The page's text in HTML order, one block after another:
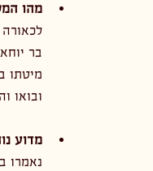
מהו
בר
מיטתו
ובואו
מדוע
נאמרו